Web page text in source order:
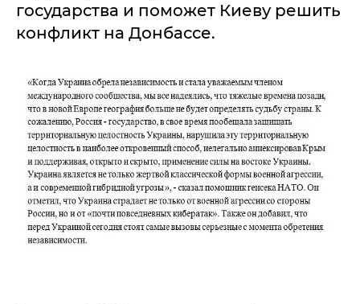
государства и поможет Киеву решить
конфликт на Донбассе.